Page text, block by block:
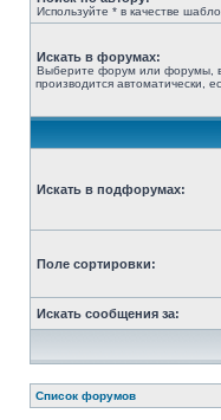
Используйте * в качестве
Искать в форумах:
Выберите форум или форумы, в
производится автоматически,
Искать в подфорумах:
Поле сортировки:
Искать сообщения за:
Список форумов